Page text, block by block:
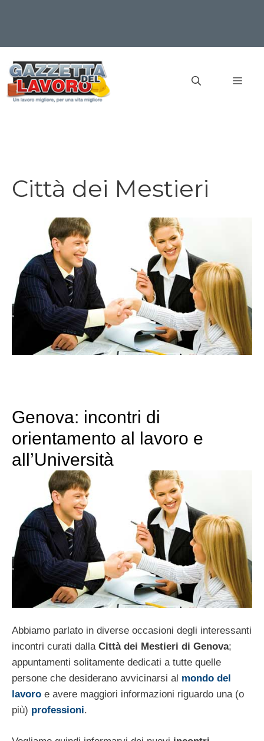
contenuto
Città dei Mestieri
Genova: incontri di
orientamento al lavoro e
all’Università
Abbiamo parlato in diverse occasioni degli interessanti
incontri curati dalla Città dei Mestieri di Genova;
appuntamenti solitamente dedicati a tutte quelle
persone che desiderano avvicinarsi al mondo del
lavoro e avere maggiori informazioni riguardo una (o
più) professioni.